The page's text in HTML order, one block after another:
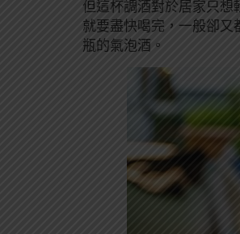
但這杯調酒對於居家只想
就要盡快喝完，一般卻
瓶的氣泡酒。